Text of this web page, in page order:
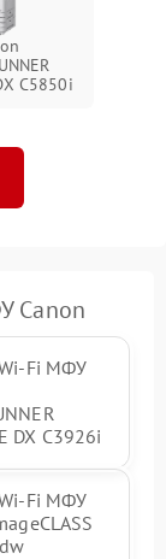
C5850i
Canon
Fi МФУ
DX C3926i
Fi МФУ